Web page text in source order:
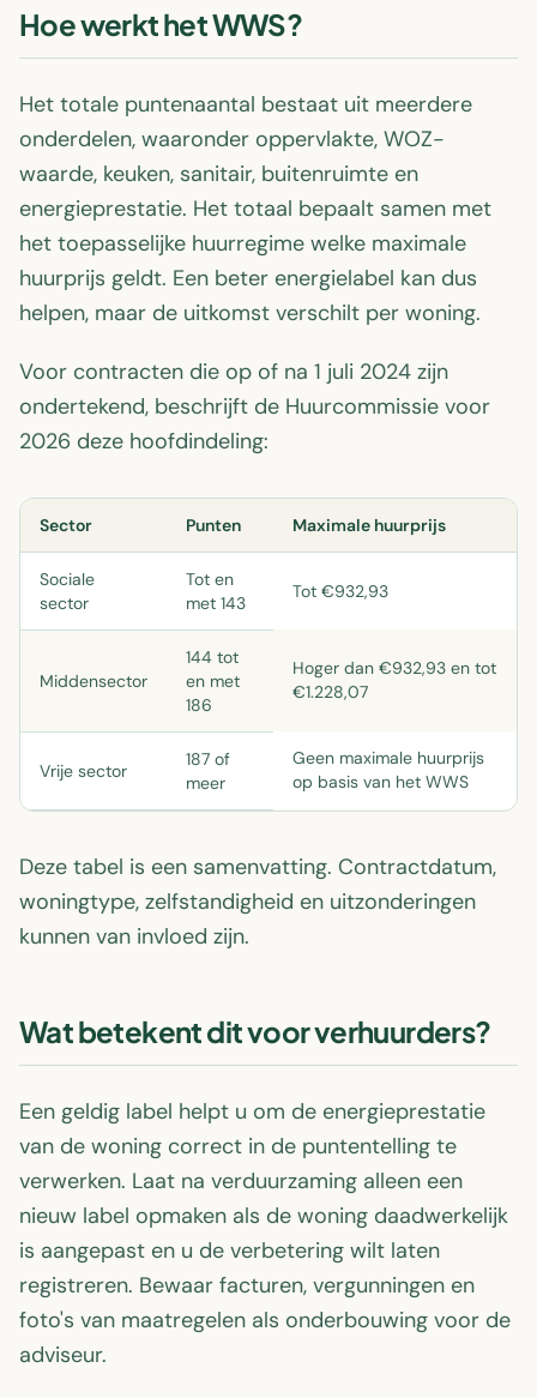
Hoe werkt het WWS?
Het totale puntenaantal bestaat uit meerdere
onderdelen, waaronder oppervlakte, WOZ-
waarde, keuken, sanitair, buitenruimte en
energieprestatie. Het totaal bepaalt samen met
het toepasselijke huurregime welke maximale
huurprijs geldt. Een beter energielabel kan dus
helpen, maar de uitkomst verschilt per woning.
Voor contracten die op of na 1 juli 2024 zijn
ondertekend, beschrijft de Huurcommissie voor
2026 deze hoofdindeling:
Sector Punten Maximale huurprijs
Sociale
sector
Tot en
met 143
Tot €932,93
Middensector
144 tot
en met
186
Hoger dan €932,93 en tot
€1.228,07
Vrije sector
187 of
meer
Geen maximale huurprijs
op basis van het WWS
Deze tabel is een samenvatting. Contractdatum,
woningtype, zelfstandigheid en uitzonderingen
kunnen van invloed zijn.
Wat betekent dit voor verhuurders?
Een geldig label helpt u om de energieprestatie
van de woning correct in de puntentelling te
verwerken. Laat na verduurzaming alleen een
nieuw label opmaken als de woning daadwerkelijk
is aangepast en u de verbetering wilt laten
registreren. Bewaar facturen, vergunningen en
foto's van maatregelen als onderbouwing voor de
adviseur.